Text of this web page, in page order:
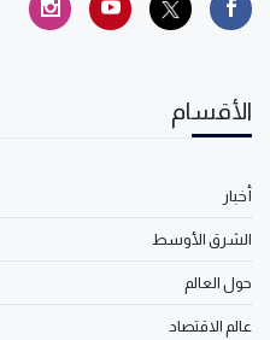
الأقسام
أخبار
الشرق الأوسط
حول العالم
عالم الاقتصاد